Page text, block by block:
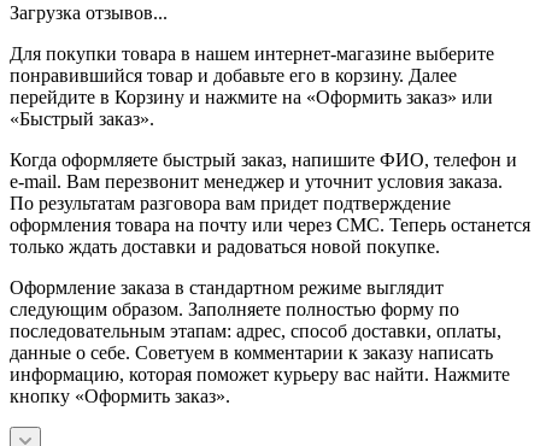
Загрузка отзывов...
Для покупки товара в нашем интернет-магазине выберите
понравившийся товар и добавьте его в корзину. Далее
перейдите в Корзину и нажмите на «Оформить заказ» или
«Быстрый заказ».
Когда оформляете быстрый заказ, напишите ФИО, телефон и
e-mail. Вам перезвонит менеджер и уточнит условия заказа.
По результатам разговора вам придет подтверждение
оформления товара на почту или через СМС. Теперь останется
только ждать доставки и радоваться новой покупке.
Оформление заказа в стандартном режиме выглядит
следующим образом. Заполняете полностью форму по
последовательным этапам: адрес, способ доставки, оплаты,
данные о себе. Советуем в комментарии к заказу написать
информацию, которая поможет курьеру вас найти. Нажмите
кнопку «Оформить заказ».